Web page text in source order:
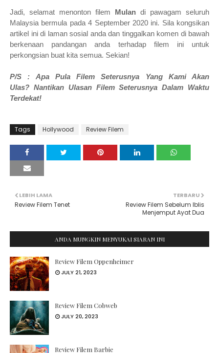
Jadi, selamat menonton filem Mulan di pawagam seluruh
Malaysia bermula pada 4 September 2020 ini. Sila kongsikan
artikel ini di laman sosial anda dan tinggalkan komen di bawah
berkenaan pandangan anda terhadap filem ini untuk
perkongsian buat kita semua. Sekian!
P/S : Apa Pula Filem Seterusnya Yang Kami Akan
Ulas? Nantikan Ulasan Filem Seterusnya Dalam Waktu
Terdekat!
Tags Hollywood Review Filem
TERBARU
Review Filem Sebelum Iblis
Menjemput Ayat Dua
LEBIH LAMA
Review Filem Tenet
ANDA MUNGKIN MENYUKAI SIARAN INI
Review Filem Oppenheimer
JULY 21, 2023
Review Filem Cobweb
JULY 20, 2023
Review Filem Barbie